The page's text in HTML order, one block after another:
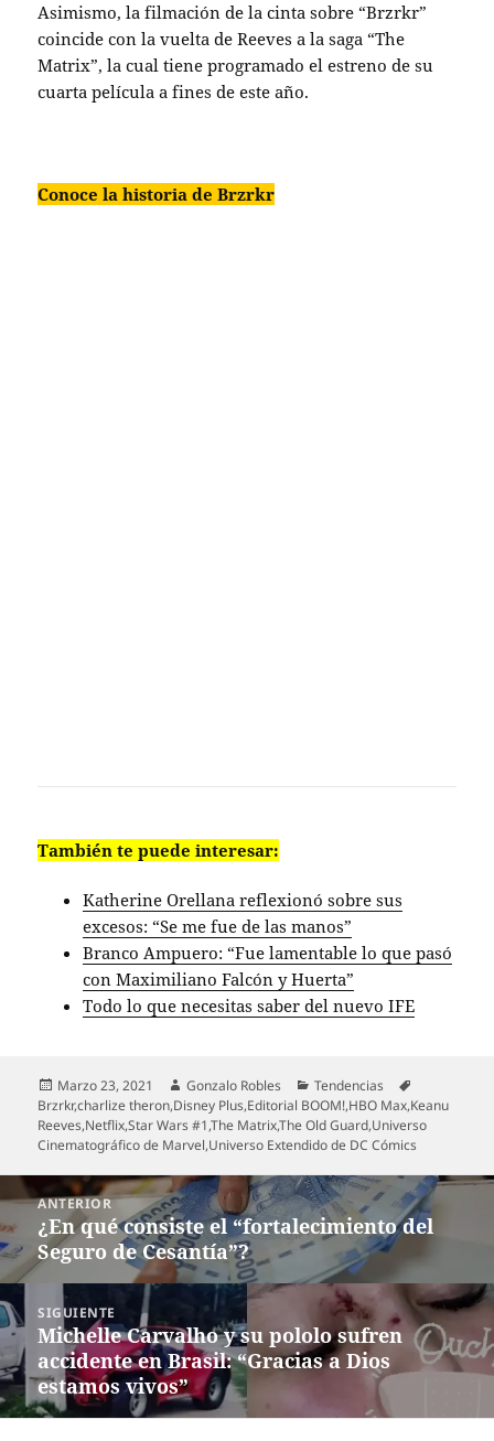
Asimismo, la filmación de la cinta sobre “Brzrkr”
coincide con la vuelta de Reeves a la saga “The
Matrix”, la cual tiene programado el estreno de su
cuarta película a fines de este año.
Conoce la historia de Brzrkr
También te puede interesar:
Katherine Orellana reflexionó sobre sus
excesos: “Se me fue de las manos”
Branco Ampuero: “Fue lamentable lo que pasó
con Maximiliano Falcón y Huerta”
Todo lo que necesitas saber del nuevo IFE
Publicado
el
Marzo 23, 2021 Autor
Gonzalo Robles Categorías
Tendencias
Brzrkr,charlize theron,Disney Plus,Editorial BOOM!,HBO Max,Keanu
Reeves,Netflix,Star Wars #1,The Matrix,The Old Guard,Universo
Cinematográfico de Marvel,Universo Extendido de DC Cómics
Navegación
entradas
ANTERIOR
Entrada
anterior:
¿En qué consiste el “fortalecimiento del
Seguro de Cesantía”?
SIGUIENTE
Entrada
siguiente:
Michelle Carvalho y su pololo sufren
accidente en Brasil: “Gracias a Dios
estamos vivos”